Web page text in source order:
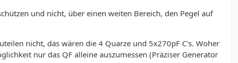
und nicht, über einen weiten Bereich, den Pegel auf
nicht, das wären die 4 Quarze und 5x270pF C's. Woher
nur das QF alleine auszumessen (Präziser Generator